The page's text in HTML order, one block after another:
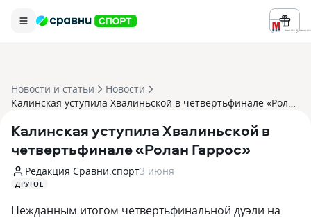
Реклама ООО «БК «Марафон» ИНН
Новости и статьи
Новости
Калинская уступила Хвалиньской в четвертьфинале «Ролан Гаррос»
Калинская уступила Хвалиньской в
четвертьфинале «Ролан Гаррос»
Редакция Сравни.спорт3 июня
ДРУГОЕ
Нежданным итогом четвертьфинальной дуэли на